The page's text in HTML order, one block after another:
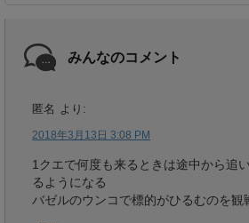
みんなのコメント
匿名 より:
2018年3月13日 3:08 PM
1クエで何度も来るときは途中から追
るようになる
バゼルのウンコで標的がひるむのを観